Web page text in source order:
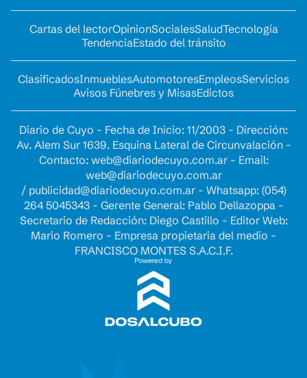
Cartas del lectorOpinionSocialesSaludTecnología
TendenciaEstado del tránsito
ClasificadosInmueblesAutomotoresEmpleosServicios
Avisos Fúnebres y MisasEdictos
Diario de Cuyo - Fecha de Inicio: 11/2003 - Dirección:
Av. Alem Sur 1639. Esquina Lateral de Circunvalación -
Contacto: web@diariodecuyo.com.ar- Email:
web@diariodecuyo.com.ar
/ publicidad@diariodecuyo.com.ar- Whatsapp: (054)
264 5045343 - Gerente General: Pablo Dellazoppa -
Secretario de Redacción: Diego Castillo - Editor Web:
Mario Romero - Empresa propietaria del medio -
FRANCISCO MONTES S.A.C.I.F.